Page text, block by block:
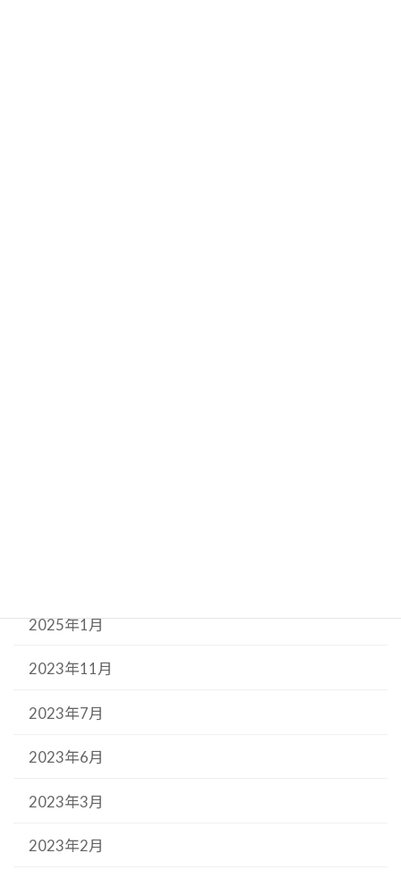
2025年1月
2023年11月
2023年7月
2023年6月
2023年3月
2023年2月